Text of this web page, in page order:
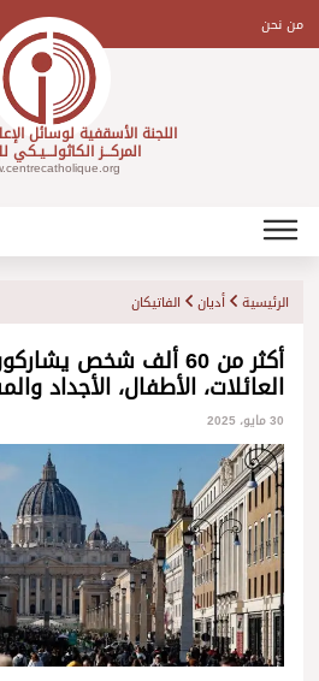
contentمن نحن
اللجنة الأسقفية لوسائل
المركـــز الكاثولـــيـكي
الرئيسية أديان الفاتيكان
أكثر من 60 ألف شخص
العائلات، الأطفال، الأجداد
30 مايو، 2025